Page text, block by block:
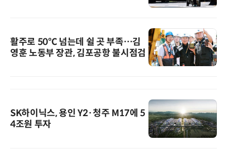
활주로 50℃ 넘는데 쉴 곳 부족…김
영훈 노동부 장관, 김포공항 불시점검
SK하이닉스, 용인 Y2·청주 M17에 5
4조원 투자